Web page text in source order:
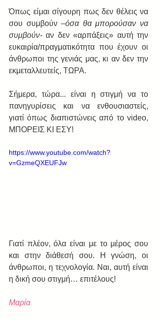
Όπως είμαι σίγουρη πως δεν θέλεις να
σου συμβούν –όσα θα μπορούσαν να
συμβούν- αν δεν «αρπάξεις» αυτή την
ευκαιρία/πραγματικότητα που έχουν οι
άνθρωποι της γενιάς μας, κι αν δεν την
εκμεταλλευτείς, ΤΩΡΑ.
Σήμερα, τώρα... είναι η στιγμή να το
πανηγυρίσεις και να ενθουσιαστείς,
γιατί όπως διαπιστώνεις από το video,
ΜΠΟΡΕΙΣ ΚΙ ΕΣΥ!
https://www.youtube.com/watch?
v=GzmeQXEUFJw
Γιατί πλέον, όλα είναι με το μέρος σου
και στην διάθεσή σου. Η γνώση, οι
άνθρωποι, η τεχνολογία. Ναι, αυτή είναι
η δική σου στιγμή… επιτέλους!
Μαρία